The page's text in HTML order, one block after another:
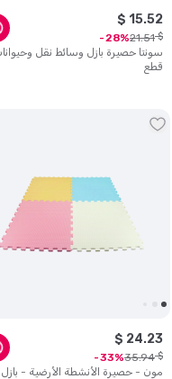
قطع
$ 15.52
$
21.51
28
مون - حصيرة الأنشطة الأرضية - بازل
$ 24.23
$
35.94
33